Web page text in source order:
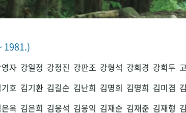
1981.)
자 강일정 강정진 강판조 강형석 강희경 강희두
호 김기환 김길순 김난희 김명희 김명희 김미겸
옥 김은희 김응석 김응익 김재순 김재준 김재형